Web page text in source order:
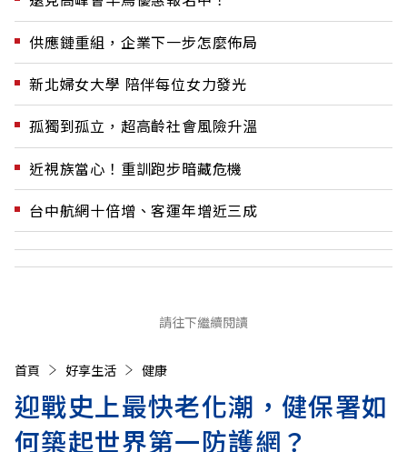
供應鏈重組，企業下一步怎麼佈局
新北婦女大學 陪伴每位女力發光
孤獨到孤立，超高齡社會風險升溫
近視族當心！重訓跑步暗藏危機
台中航網十倍增、客運年增近三成
請往下繼續閱讀
首頁 好享生活 健康
迎戰史上最快老化潮，健保署如
何築起世界第一防護網？